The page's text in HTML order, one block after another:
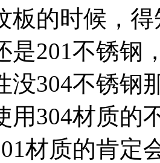
板的时候，
是201不锈钢
没304不锈钢
用304材质的
材质的肯定